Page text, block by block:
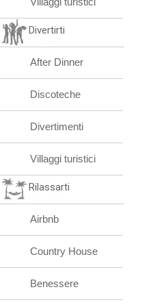
Divertirti
After Dinner
Discoteche
Divertimenti
Villaggi turistici
Rilassarti
Airbnb
Country House
Benessere